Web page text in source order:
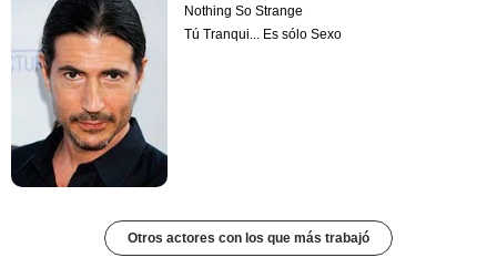
Nothing So Strange
Tú Tranqui... Es sólo Sexo
Otros actores con los que más trabajó